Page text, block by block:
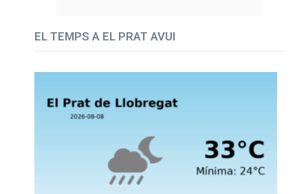
EL TEMPS A EL PRAT AVUI